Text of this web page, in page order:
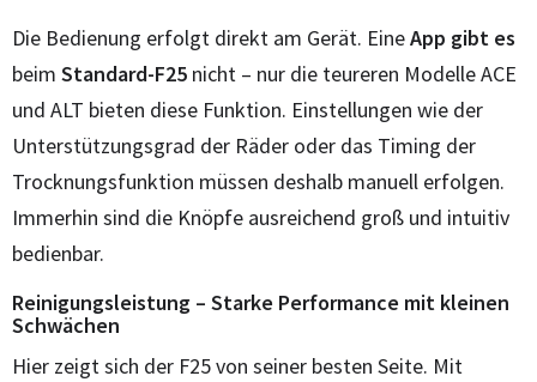
Die Bedienung erfolgt direkt am Gerät. EineApp gibt es
beim Standard-F25 nicht – nur die teureren Modelle ACE
und ALT bieten diese Funktion. Einstellungen wie der
Unterstützungsgrad der Räder oder das Timing der
Trocknungsfunktion müssen deshalb manuell erfolgen.
Immerhin sind die Knöpfe ausreichend groß und intuitiv
bedienbar.
Reinigungsleistung – Starke Performance mit kleinen
Schwächen
Hier zeigt sich der F25 von seiner besten Seite. Mit